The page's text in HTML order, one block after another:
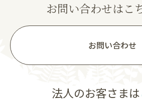
お問い合わせはこ
法人のお客さまは
お問い合わせ